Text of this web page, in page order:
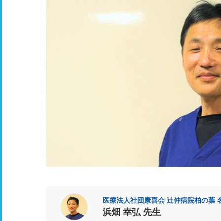
医療法人社団康喜会 辻仲病院柏の葉
浜畑 幸弘 先生